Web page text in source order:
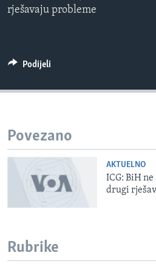
MAGAZIN
Learning English
Jezici
rješavaju probleme
Podijeli
Povezano
AKTUELNO
ICG: BiH
drugi
Rubrike